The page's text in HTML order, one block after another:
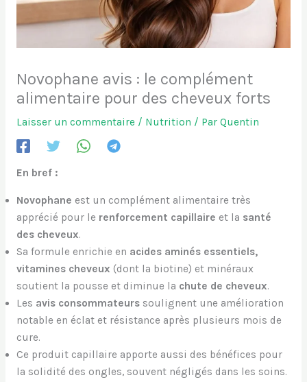
Novophane avis : le complément
alimentaire pour des cheveux forts
Laisser un commentaire / Nutrition / Par Quentin
En bref :
Novophane est un complément alimentaire très
apprécié pour le renforcement capillaire et la santé
des cheveux.
Sa formule enrichie en acides aminés essentiels,
vitamines cheveux (dont la biotine) et minéraux
soutient la pousse et diminue la chute de cheveux.
Les avis consommateurssoulignent une amélioration
notable en éclat et résistance après plusieurs mois de
cure.
Ce produit capillaire apporte aussi des bénéfices pour
la solidité des ongles, souvent négligés dans les soins.